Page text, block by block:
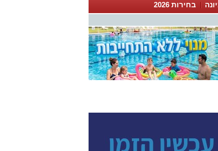
בחירות 2026